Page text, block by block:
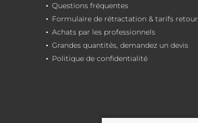
Questions fréquentes
Formulaire de rétractation & tarifs retour
Achats par les professionnels
Grandes quantités, demandez un devis
Politique de confidentialité